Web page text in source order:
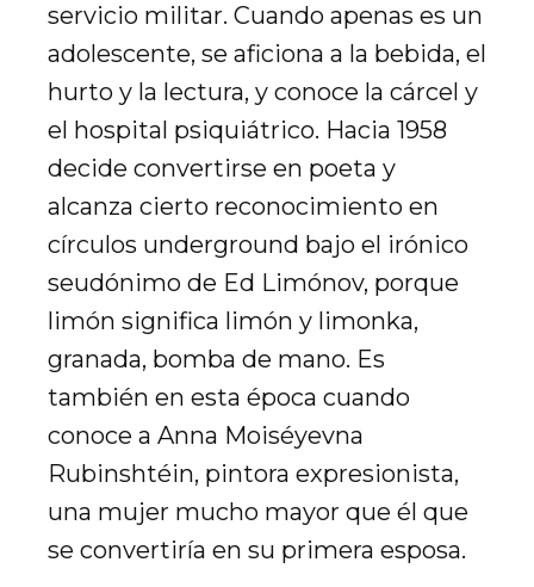
servicio militar. Cuando apenas es un
adolescente, se aficiona a la bebida, el
hurto y la lectura, y conoce la cárcel y
el hospital psiquiátrico. Hacia 1958
decide convertirse en poeta y
alcanza cierto reconocimiento en
círculos underground bajo el irónico
seudónimo de Ed Limónov, porque
limón significa limón y limonka,
granada, bomba de mano. Es
también en esta época cuando
conoce a Anna Moiséyevna
Rubinshtéin, pintora expresionista,
una mujer mucho mayor que él que
se convertiría en su primera esposa.